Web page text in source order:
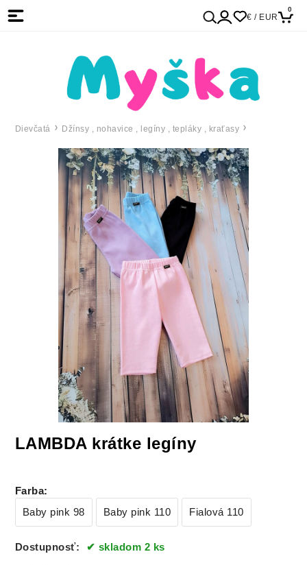
€ / EUR
0
Dievčatá Džínsy , nohavice , legíny , tepláky , kraťasy
LAMBDA krátke legíny
Farba:
Baby pink 98
Baby pink 110 Fialová 110
Dostupnosť: skladom 2 ks